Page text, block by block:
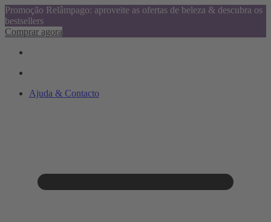
Promoção Relâmpago: aproveite as ofertas de beleza & descubra os
bestsellers
Comprar agora
Ajuda & Contacto